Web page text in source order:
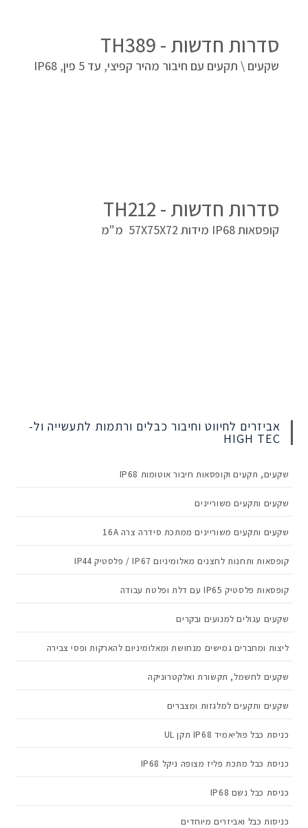
סדרות חדשות - TH389
שקעים \ תקעים עם חיבור מהיר קפיצי, עד 5 פין, IP68
סדרות חדשות - TH212
קופסאות IP68 מידות 57X75X72 מ"מ
אביזרים לחיווט וחיבור כבלים ורתמות לתעשייה ול-
HIGH TEC
שקעים, תקעים וקופסאות חיבור אוטומות IP68
שקעים ותקעים משוריינים
שקעים ותקעים משוריינים ממתכת סידרה צרה 16A
קופסאות ותחנות לחצנים מאלומיניום IP67 / פלסטיק IP44
קופסאות פלסטיק IP65 עם דלת ופלטת עבודה
שקעים עגולים למנועים ובקרים
ליצות ומחברים גמישים מנחושת ומאלומיניום להארקות ופסי צבירה
שקעים לחשמל, תקשורת ואלקטרוניקה
שקעים ותקעים למלגזות ומצברים
כניסת כבל פוליאמיד IP68 תקן UL
כניסת כבל מתכת פליז מצופה ניקל IP68
כניסת כבל נשם IP68
כניסות כבל ואביזרים מיוחדים